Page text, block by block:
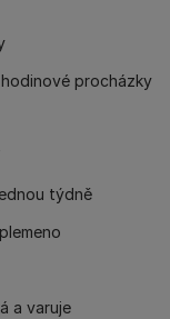
procházky
týdně
a varuje